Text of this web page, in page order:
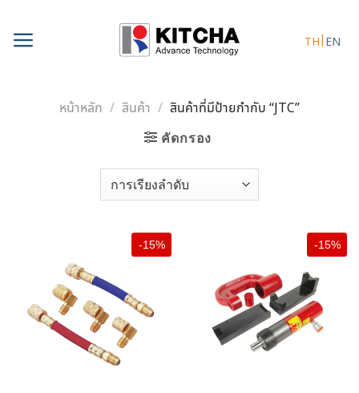
content
TH EN
หน้าหลัก / สินค้า / สินค้าที่มีป้ายกำกับ “JTC”
คัดกรอง
-15% -15%